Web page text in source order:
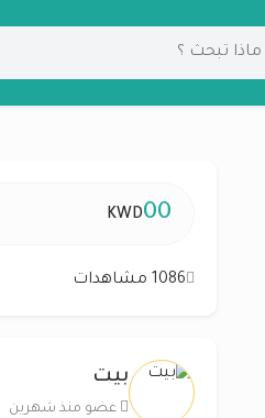
00
KWD
1086 مشاهدات
بيت
عضو منذ شهرين